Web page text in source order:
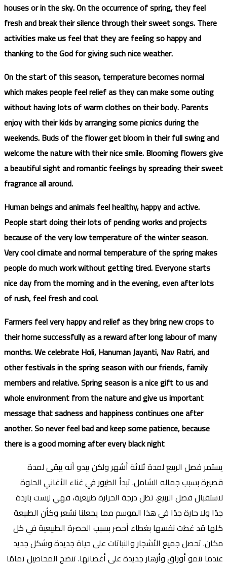
houses or in the sky. On the occurrence of spring, they feel
fresh and break their silence through their sweet songs. There
activities make us feel that they are feeling so happy and
thanking to the God for giving such nice weather.
On the start of this season, temperature becomes normal
which makes people feel relief as they can make some outing
without having lots of warm clothes on their body. Parents
enjoy with their kids by arranging some picnics during the
weekends. Buds of the flower get bloom in their full swing and
welcome the nature with their nice smile. Blooming flowers give
a beautiful sight and romantic feelings by spreading their sweet
fragrance all around.
Human beings and animals feel healthy, happy and active.
People start doing their lots of pending works and projects
because of the very low temperature of the winter season.
Very cool climate and normal temperature of the spring makes
people do much work without getting tired. Everyone starts
nice day from the morning and in the evening, even after lots
of rush, feel fresh and cool.
Farmers feel very happy and relief as they bring new crops to
their home successfully as a reward after long labour of many
months. We celebrate Holi, Hanuman Jayanti, Nav Ratri, and
other festivals in the spring season with our friends, family
members and relative. Spring season is a nice gift to us and
whole environment from the nature and give us important
message that sadness and happiness continues one after
another. So never feel bad and keep some patience, because
there is a good morning after every black night
يستمر فصل الربيع لمدة ثلاثة أشهر ولكن يبدو أنه يبقى لمدة
قصيرة بسبب جماله الشامل. تبدأ الطيور في غناء الأغاني الحلوة
لاستقبال فصل الربيع. تظل درجة الحرارة طبيعية، فهي ليست باردة
جدًا ولا حارة جدًا في هذا الموسم مما يجعلنا نشعر وكأن الطبيعة
كلها قد غطت نفسها بغطاء أخضر بسبب الخضرة الطبيعية في كل
مكان. تحصل جميع الأشجار والنباتات على حياة جديدة وشكل جديد
عندما تنمو أوراق وأزهار جديدة على أغصانها. تنضج المحاصيل تمامًا